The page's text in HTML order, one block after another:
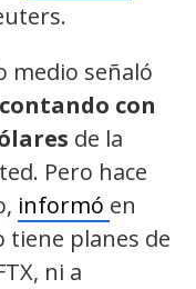
medio señaló
con
de la
Pero hace
informó en
tiene planes de
ni a